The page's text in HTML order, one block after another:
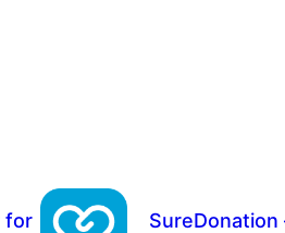
for
SureDonation